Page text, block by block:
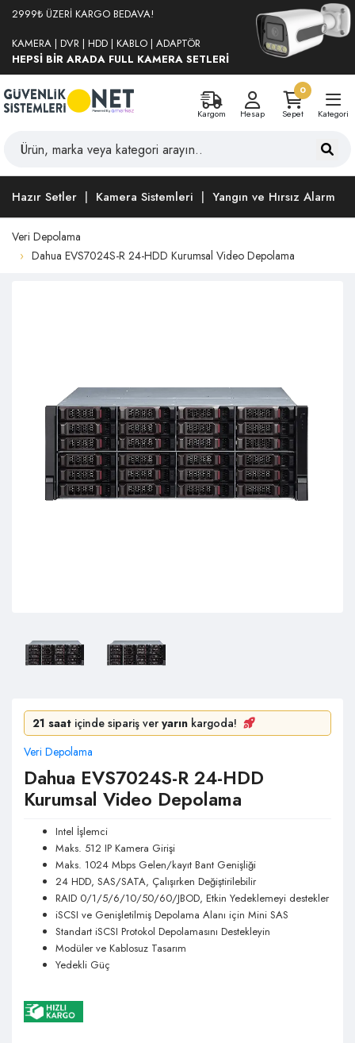
2999₺ ÜZERİ KARGO BEDAVA!
KAMERA | DVR | HDD | KABLO | ADAPTÖR
HEPSİ BİR ARADA FULL KAMERA SETLERİ
Kargom Hesap
0
Sepet
Kategori
Hazır Setler Kamera Sistemleri Yangın ve Hırsız Alarm
Veri Depolama
Dahua EVS7024S-R 24-HDD Kurumsal Video Depolama
21 saat içinde sipariş ver yarın kargoda!
Veri Depolama
Dahua EVS7024S-R 24-HDD
Kurumsal Video Depolama
Intel İşlemci
Maks. 512 IP Kamera Girişi
Maks. 1024 Mbps Gelen/kayıt Bant Genişliği
24 HDD, SAS/SATA, Çalışırken Değiştirilebilir
RAID 0/1/5/6/10/50/60/JBOD, Etkin Yedeklemeyi destekler
iSCSI ve Genişletilmiş Depolama Alanı için Mini SAS
Standart iSCSI Protokol Depolamasını Destekleyin
Modüler ve Kablosuz Tasarım
Yedekli Güç